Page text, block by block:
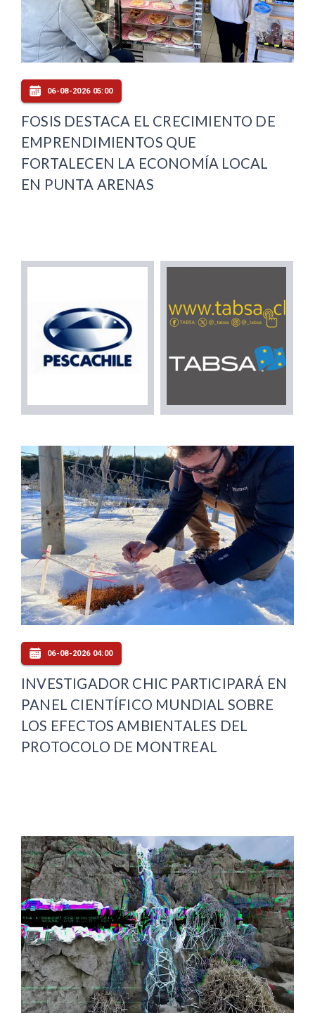
06-08-2026 05:00
FOSIS DESTACA EL CRECIMIENTO DE
EMPRENDIMIENTOS QUE
FORTALECEN LA ECONOMÍA LOCAL
EN PUNTA ARENAS
06-08-2026 04:00
INVESTIGADOR CHIC PARTICIPARÁ EN
PANEL CIENTÍFICO MUNDIAL SOBRE
LOS EFECTOS AMBIENTALES DEL
PROTOCOLO DE MONTREAL